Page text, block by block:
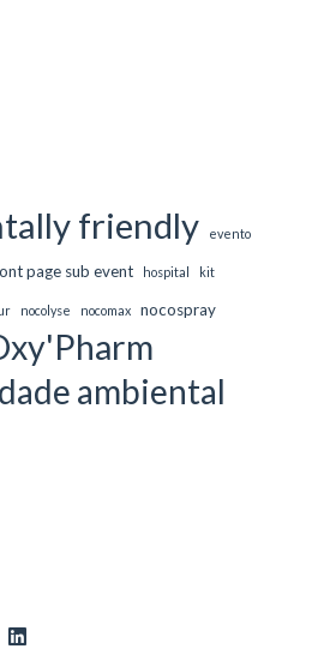
friendly evento
page sub event hospital kit
nocolyse nocomax nocospray
ambiental